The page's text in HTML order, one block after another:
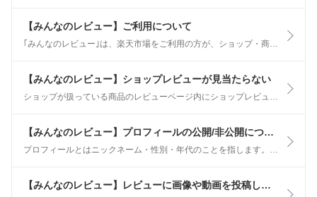
【みんなのレビュー】ご利用について
｢みんなのレビュー｣は、楽天市場をご利用の方が、ショップ・商品についての感想や評価を投稿したり、他の人のレビューを閲覧できる機能です。 レビューを投稿することで、ご自身の体験を共有し、他の購入者の参考になる情報を提供できます。
【みんなのレビュー】ショップレビューが見当たらない
ショップが扱っている商品のレビューページ内にショップレビューを確認できるリンクがあります。 商品レビューとショップレビューを簡単に切り替えて確認できますので、商品レビューページ上部の「ショップレビュー」を操作してご確認ください。
【みんなのレビュー】プロフィールの公開/非公開について
プロフィールとはニックネーム・性別・年代のことを指します。 プロフィールの公開/非公開は以下の手順で変更できます。 1.myレビューにアクセス 2.投稿済みレビューの中から対象のレビューの｢編集｣を押して編集ページにアクセス
【みんなのレビュー】レビューに画像や動画を投稿したい